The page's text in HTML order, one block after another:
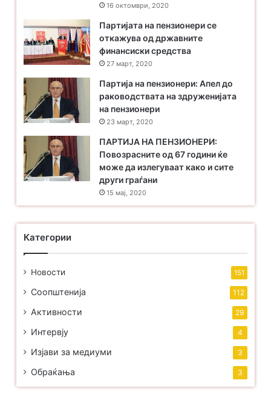
16 октомври, 2020
Партијата на пензионери се
откажува од државните
финансиски средства
27 март, 2020
Партија на пензионери: Апел до
раководствата на здруженијата
на пензионери
23 март, 2020
ПАРТИЈА НА ПЕНЗИОНЕРИ:
Повозрасните од 67 години ќе
може да излегуваат како и сите
други граѓани
15 мај, 2020
Категории
Новости 151
Соопштенија 112
Активности 29
Интервју 4
Изјави за медиуми 3
Обраќања 3